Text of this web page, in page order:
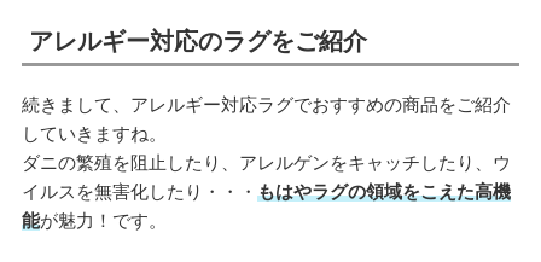
アレルギー対応のラグをご紹介
続きまして、アレルギー対応ラグでおすすめの商品をご紹介
していきますね。
ダニの繁殖を阻止したり、アレルゲンをキャッチしたり、ウ
イルスを無害化したり・・・ もはやラグの領域をこえた高機
能が魅力！です。